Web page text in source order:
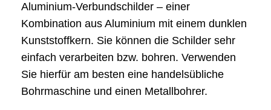
Aluminium-Verbundschilder – einer
Kombination aus Aluminium mit einem dunklen
Kunststoffkern. Sie können die Schilder sehr
einfach verarbeiten bzw. bohren. Verwenden
Sie hierfür am besten eine handelsübliche
Bohrmaschine und einen Metallbohrer.